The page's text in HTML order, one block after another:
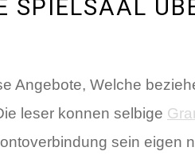
SPIELSAAL
Angebote, Welche
leser konnen selbige
sein eigen